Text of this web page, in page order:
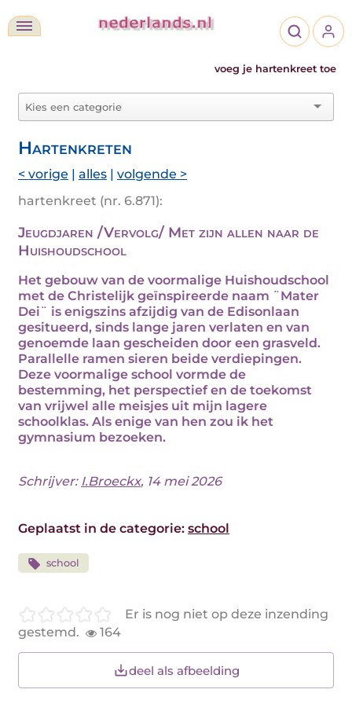
voeg je hartenkreet toe
Hartenkreten
< vorige | alles | volgende >
hartenkreet (nr. 6.871):
Jeugdjaren /Vervolg/ Met zijn allen naar de
Huishoudschool
Het gebouw van de voormalige Huishoudschool
met de Christelijk geïnspireerde naam ¨Mater
Dei¨ is enigszins afzijdig van de Edisonlaan
gesitueerd, sinds lange jaren verlaten en van
genoemde laan gescheiden door een grasveld.
Parallelle ramen sieren beide verdiepingen.
Deze voormalige school vormde de
bestemming, het perspectief en de toekomst
van vrijwel alle meisjes uit mijn lagere
schoolklas. Als enige van hen zou ik het
gymnasium bezoeken.
Schrijver: I.Broeckx, 14 mei 2026
Geplaatst in de categorie: school
school
Er is nog niet op deze inzending
gestemd.
164
deel als afbeelding